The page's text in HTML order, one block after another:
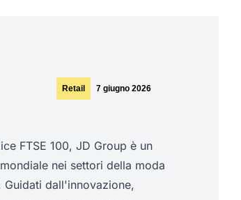
Retail 7 giugno 2026
FTSE 100, JD Group è un
nei settori della moda
dall'innovazione,